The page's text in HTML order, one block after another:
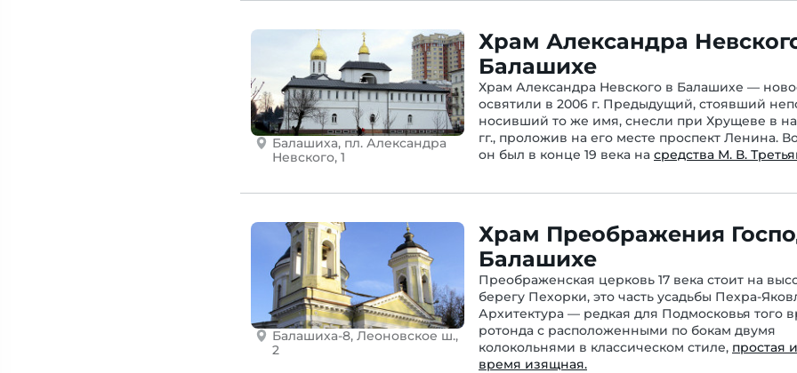
Балашиха, пл. Александра
Невского, 1
Храм Александра
Балашихе
Храм Александра Невского в Балашихе —
освятили в 2006 г. Предыдущий, стоявший
носивший то же имя, снесли при Хрущеве в
гг., проложив на его месте проспект Ленина.
он был в конце 19 века на средства М. В.
Балашиха-8, Леоновское ш.,
2
Храм Преображения
Балашихе
Преображенская церковь 17 века стоит на
берегу Пехорки, это часть усадьбы Пехра-
Архитектура — редкая для Подмосковья того
ротонда с расположенными по бокам двумя
колокольнями в классическом стиле, простая
время изящная.